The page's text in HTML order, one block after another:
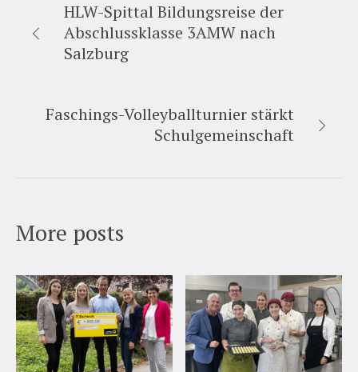
HLW-Spittal Bildungsreise der
Abschlussklasse 3AMW nach
Salzburg
Faschings-Volleyballturnier stärkt
Schulgemeinschaft
More posts